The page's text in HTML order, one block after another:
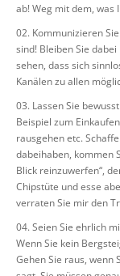
ab! Weg mit dem, was
Kommunizieren
sind! Bleiben Sie
sehen, dass sich
Kanälen zu allen
Lassen Sie
Beispiel zum
rausgehen etc.
dabeihaben, kommen
Blick reinzuwerfen“,
Chipstüte und esse
verraten Sie mir den
Seien Sie ehrlich
Wenn Sie kein
Gehen Sie raus, wenn